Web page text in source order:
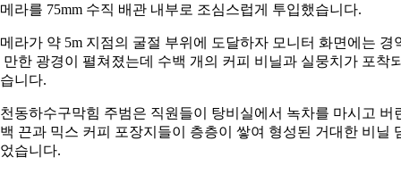
라를 75mm 수직 배관 내부로 조심스럽게 투입했습니다.
라가 약 5m 지점의 굴절 부위에 도달하자 모니터 화면에는 경
만한 광경이 펼쳐졌는데 수백 개의 커피 비닐과 실뭉치가 포착
니다.
동하수구막힘 주범은 직원들이 탕비실에서 녹차를 마시고 버
끈과 믹스 커피 포장지들이 층층이 쌓여 형성된 거대한 비닐
습니다.